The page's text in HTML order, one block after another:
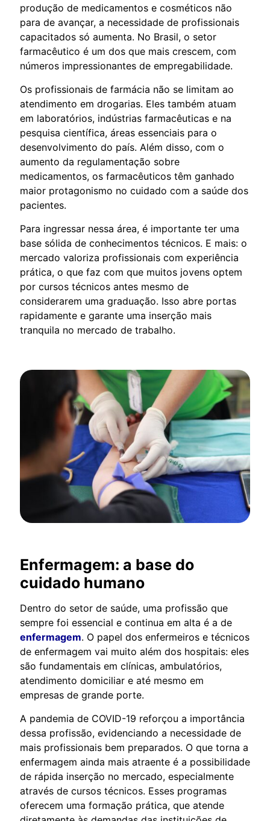
produção de medicamentos e cosméticos não
para de avançar, a necessidade de profissionais
capacitados só aumenta. No Brasil, o setor
farmacêutico é um dos que mais crescem, com
números impressionantes de empregabilidade.
Os profissionais de farmácia não se limitam ao
atendimento em drogarias. Eles também atuam
em laboratórios, indústrias farmacêuticas e na
pesquisa científica, áreas essenciais para o
desenvolvimento do país. Além disso, com o
aumento da regulamentação sobre
medicamentos, os farmacêuticos têm ganhado
maior protagonismo no cuidado com a saúde dos
pacientes.
Para ingressar nessa área, é importante ter uma
base sólida de conhecimentos técnicos. E mais: o
mercado valoriza profissionais com experiência
prática, o que faz com que muitos jovens optem
por cursos técnicos antes mesmo de
considerarem uma graduação. Isso abre portas
rapidamente e garante uma inserção mais
tranquila no mercado de trabalho.
Enfermagem: a base do
cuidado humano
Dentro do setor de saúde, uma profissão que
sempre foi essencial e continua em alta é a de
enfermagem. O papel dos enfermeiros e técnicos
de enfermagem vai muito além dos hospitais: eles
são fundamentais em clínicas, ambulatórios,
atendimento domiciliar e até mesmo em
empresas de grande porte.
A pandemia de COVID-19 reforçou a importância
dessa profissão, evidenciando a necessidade de
mais profissionais bem preparados. O que torna a
enfermagem ainda mais atraente é a possibilidade
de rápida inserção no mercado, especialmente
através de cursos técnicos. Esses programas
oferecem uma formação prática, que atende